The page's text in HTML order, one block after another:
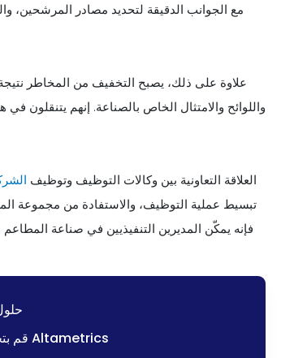
مع الجوانب الدقيقة لتحديد مصادر المرشحين،
علاوة على ذلك، يصبح التخفيف من المخاطر نتيجة
واللوائح والامتثال الخاص بالصناعة. إنهم يتنقلون
العلاقة التعاونية بين وكالات التوظيف وتوظيف
تبسيط عملية التوظيف، والاستفادة من مجموعة
فإنه يمكّن المديرين التنفيذيين في صناعة
قم بتحديث عملية التوظيف الخاصة بك باستخدام Altametrics